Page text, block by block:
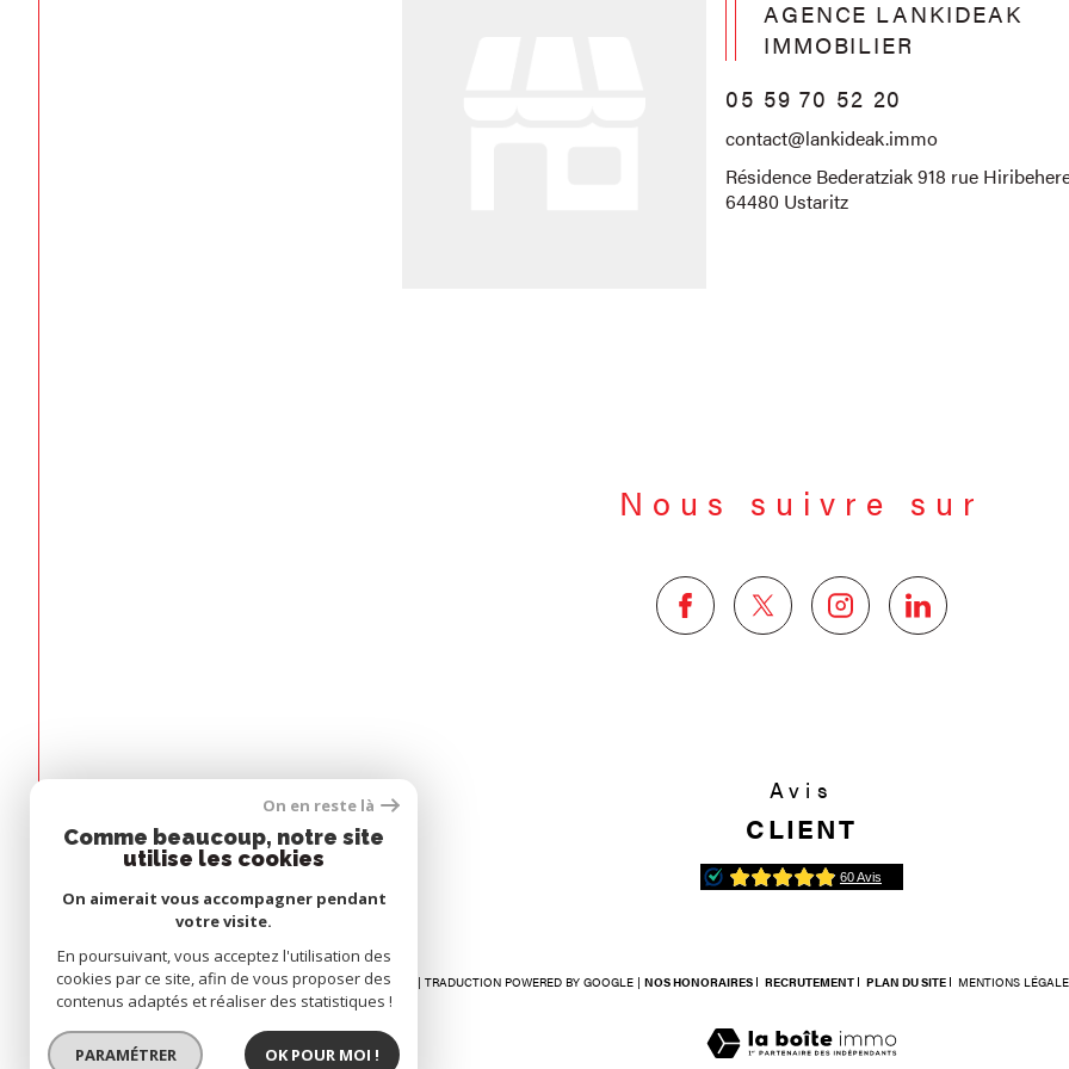
AGENCE LANKIDEAK
IMMOBILIER
05 59 70 52 20
contact@lankideak.immo
Résidence Bederatziak 918 rue
64480 Ustaritz
Nous suivre sur
Espace
PROPRIÉTAIRE
Avis
CLIENT
© 2026 | TOUS DROITS RÉSERVÉS | TRADUCTION POWERED BY GOOGLE | NOS HONORAIRES RECRUTEMENT PLAN DU SITE MENTIONS
On en reste là
Comme beaucoup, notre site
utilise les cookies
On aimerait vous accompagner pendant
votre visite.
En poursuivant, vous acceptez l'utilisation des
cookies par ce site, afin de vous proposer des
contenus adaptés et réaliser des statistiques !
PARAMÉTRER OK POUR MOI !